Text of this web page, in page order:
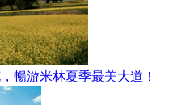
暢游米林夏季最美大道！